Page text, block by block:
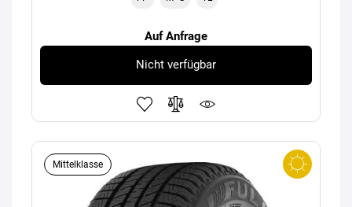
Auf Anfrage
Nicht verfügbar
Mittelklasse